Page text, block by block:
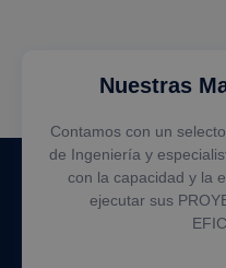
Nuestras
Contamos con un
de Ingeniería y
con la capacidad y la
ejecutar sus